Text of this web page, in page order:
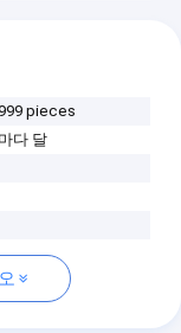
pieces
다 달